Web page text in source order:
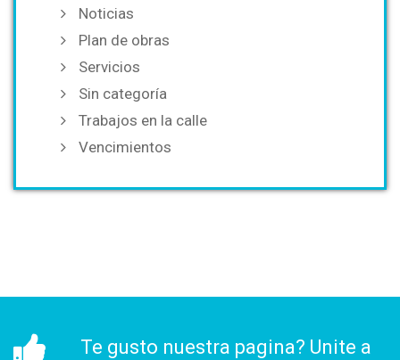
Noticias
Plan de obras
Servicios
Sin categoría
Trabajos en la calle
Vencimientos
Te gusto nuestra pagina? Unite a